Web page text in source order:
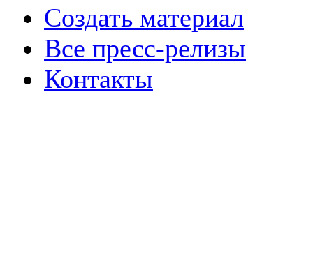
Создать материал
Все пресс-релизы
Контакты